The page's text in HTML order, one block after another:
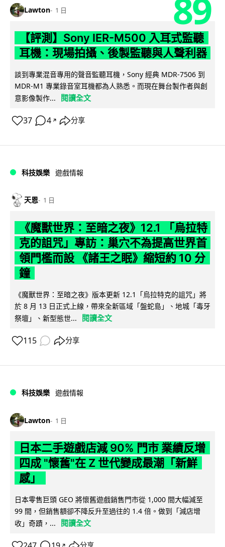
Lawton 1 日 89
【評測】Sony IER-M500 入耳式監聽
耳機：現場拍攝、後製監聽與人聲利器
談到專業混音專用的聲音監聽耳機，Sony 經典 MDR-7506 到
MDR-M1 專業錄音室耳機都為人熟悉。而現在舞台製作者與創
意影像製作...
閱讀全文
37 4 ↗ 分享
科技娛樂 遊戲情報
天恩 1 日
《魔獸世界：至暗之夜》12.1 「烏拉特
克的詛咒」專訪：巢穴不為提高世界首
領門檻而設 《諸王之眠》縮短約 10 分
鐘
《魔獸世界：至暗之夜》版本更新 12.1「烏拉特克的詛咒」將
於 8 月 13 日正式上線，帶來全新區域「盤蛇島」、地城「毒牙
祭壇」、新型態世...
閱讀全文
115 分享
科技娛樂 遊戲情報
Lawton 1 日
日本二手遊戲店減 90% 門市 業績反增
四成 "懷舊"在 Z 世代變成最潮「新鮮
感」
日本零售巨頭 GEO 將懷舊遊戲銷售門市從 1,000 間大幅減至
99 間，但銷售額卻不降反升至過往的 1.4 倍。做到「減店增
收」奇蹟，...
閱讀全文
↗